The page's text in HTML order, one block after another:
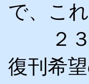
で、こ
２
復刊希